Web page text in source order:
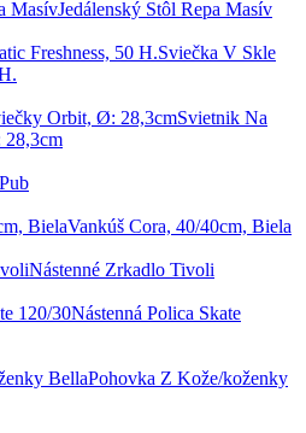
Jedálenský Stôl Repa Masív
Sviečka V Skle
Svietnik Na
Vankúš Cora, 40/40cm, Biela
Nástenné Zrkadlo Tivoli
Nástenná Polica Skate
Pohovka Z Kože/koženky